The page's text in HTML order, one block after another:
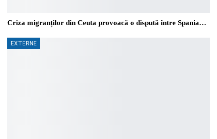
Criza migranților din Ceuta provoacă o dispută între Spania…
EXTERNE